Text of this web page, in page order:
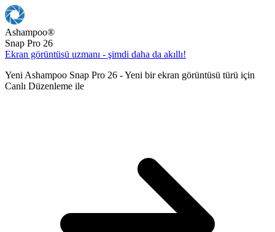
Ashampoo®
Snap Pro 26
Ekran görüntüsü uzmanı - şimdi daha da akıllı!
Yeni Ashampoo Snap Pro 26 - Yeni bir ekran görüntüsü türü için
Canlı Düzenleme ile